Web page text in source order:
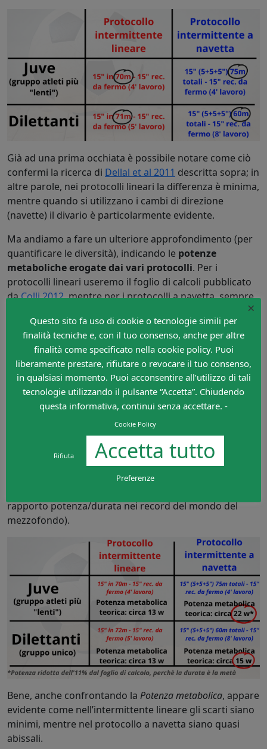
Già ad una prima occhiata è possibile notare come ciò
confermi la ricerca di Dellal et al 2011 descritta sopra; in
altre parole, nei protocolli lineari la differenza è minima,
mentre quando si utilizzano i cambi di direzione
(navette) il divario è particolarmente evidente.
Ma andiamo a fare un ulteriore approfondimento (per
quantificare le diversità), indicando le potenze
metaboliche erogate dai vari protocolli. Per i
protocolli lineari useremo il foglio di calcoli pubblicato
daColli 2012, mentre per i protocolli a navetta, sempre
esperienze personali) come probabilmente la tabella a
navetta sovrastimi il costo energetico rispetto a quella
lineare; forse perché il campione utilizzato erano
studenti di Scienze Motorie e non calciatori, che
probabilmente hanno migliori costi energetici nei
cambi di direzione; in ogni modo questa considerazione
è ininfluente nel confronto che andremo noi a fare.
Preciso che i dati della Juve nel protocollo a navetta
stati ridotti dell’11.5% perché il tempo di lavoro è
dimezzato rispetto al protocollo dei dilettanti; infatti,
, al raddoppiare del tempo di lavoro,
rapporto potenza/durata nei record del mondo del
mezzofondo).
Bene, anche confrontando la Potenza metabolica, appare
evidente come nell’intermittente lineare gli scarti siano
minimi, mentre nel protocollo a navetta siano quasi
abissali.
×
Questo sito fa uso di cookie o tecnologie simili per
finalità tecniche e, con il tuo consenso, anche per altre
finalità come specificato nella cookie policy. Puoi
liberamente prestare, rifiutare o revocare il tuo consenso,
in qualsiasi momento. Puoi acconsentire all’utilizzo di tali
tecnologie utilizzando il pulsante “Accetta”. Chiudendo
questa informativa, continui senza accettare. -
Cookie Policy
Rifiuta Accetta tutto
Preferenze